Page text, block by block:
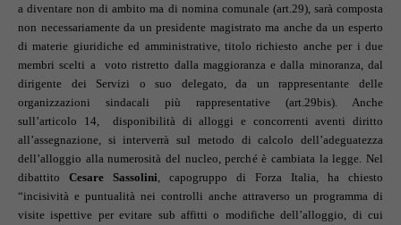
a diventare non di ambito ma di nomina comunale (art.29), sarà composta
non necessariamente da un presidente magistrato ma anche da un esperto
di materie giuridiche ed amministrative, titolo richiesto anche per i due
membri scelti a voto ristretto dalla maggioranza e dalla minoranza, dal
dirigente dei Servizi o suo delegato, da un rappresentante delle
organizzazioni sindacali più rappresentative (art.29bis). Anche
sull’articolo 14, disponibilità di alloggi e concorrenti aventi diritto
all’assegnazione, si interverrà sul metodo di calcolo dell’adeguatezza
dell’alloggio alla numerosità del nucleo, perché è cambiata la legge. Nel
dibattito
Cesare Sassolini , capogruppo di Forza Italia, ha chiesto
“incisività e puntualità nei controlli anche attraverso un programma di
visite ispettive per evitare sub affitti o modifiche dell’alloggio, di cui